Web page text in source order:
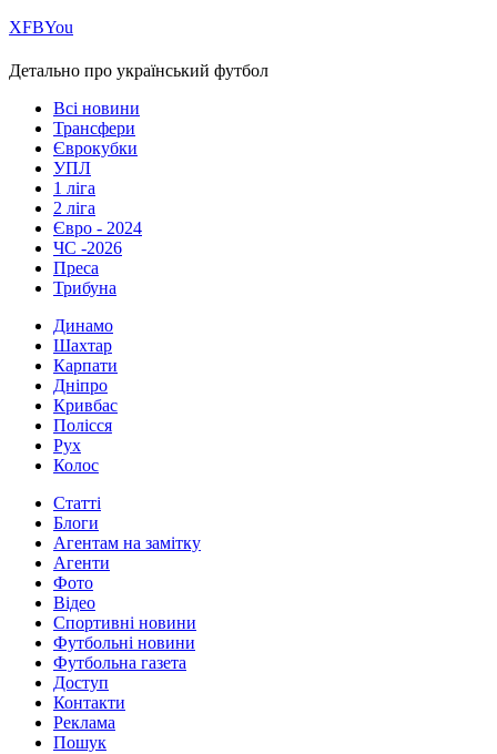
ХFBYou
Детально про український футбол
Всі новини
Трансфери
Єврокубки
УПЛ
1 ліга
2 ліга
Євро - 2024
ЧС -2026
Преса
Трибуна
Динамо
Шахтар
Карпати
Дніпро
Кривбас
Полісся
Рух
Колос
Статті
Блоги
Агентам на замітку
Агенти
Фото
Відео
Спортивні новини
Футбольні новини
Футбольна газета
Доступ
Контакти
Реклама
Пошук